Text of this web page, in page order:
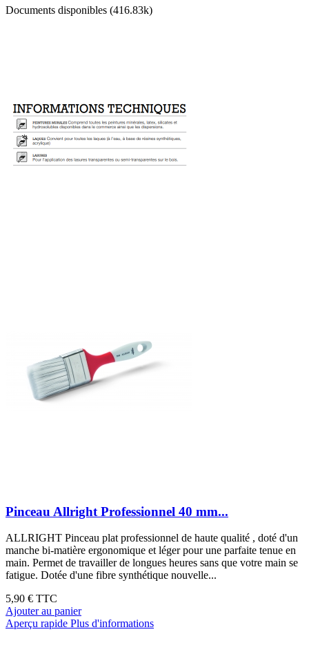
Documents disponibles (416.83k)
Pinceau Allright Professionnel 40 mm...
ALLRIGHT Pinceau plat professionnel de haute qualité , doté d'un
manche bi-matière ergonomique et léger pour une parfaite tenue en
main. Permet de travailler de longues heures sans que votre main se
fatigue. Dotée d'une fibre synthétique nouvelle...
5,90 € TTC
Ajouter au panier
Aperçu rapide Plus d'informations